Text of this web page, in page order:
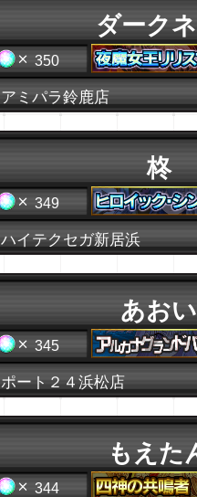
ダーク
350
アミパラ鈴鹿店
柊
349
ハイテクセガ新居浜
あおい
345
ポート２４浜松店
もえた
344